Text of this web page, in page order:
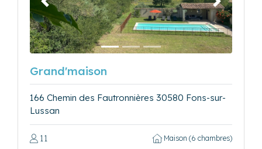
Précédent Suivant
Grand'maison
166 Chemin des Fautronnières 30580 Fons-sur-
Lussan
11 Maison (6 chambres)